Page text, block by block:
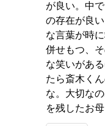
が良い。中
の存在が良
な言葉が時
併せもつ、
な笑いがあ
たら斎木く
な。大切な
を残したお